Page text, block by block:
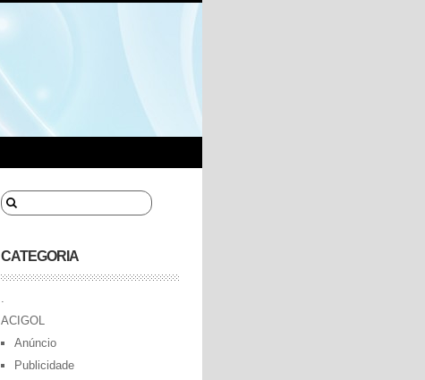
CATEGORIA
.
ACIGOL
Anúncio
Publicidade